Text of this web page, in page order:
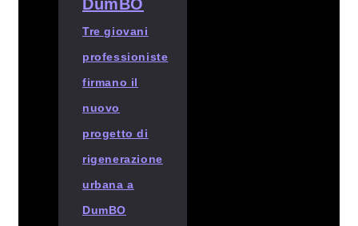
Tre giovani
professioniste
firmano il
nuovo
progetto di
rigenerazione
urbana a
DumBO